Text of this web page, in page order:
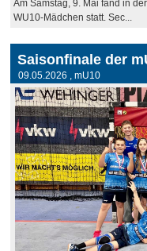
Am Samstag, 9. Mai fand in
WU10-Mädchen statt. Sec...
Saisonfinale der
09.05.2026 , mU10